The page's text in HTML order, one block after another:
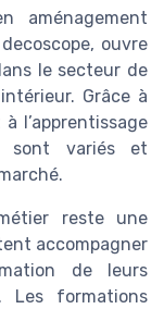
aménagement
ouvre
le secteur de
Grâce à
l’apprentissage
sont variés et
reste une
accompagner
de leurs
Les formations